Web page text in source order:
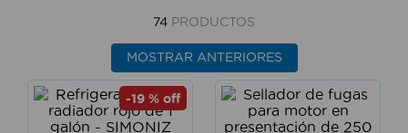
74 PRODUCTOS
MOSTRAR ANTERIORES
-19 % off
cerradura
aspiradora